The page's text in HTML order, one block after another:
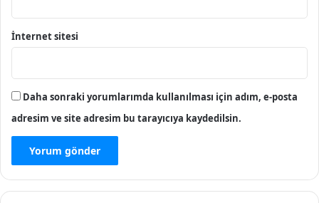
İnternet sitesi
Daha sonraki yorumlarımda kullanılması için adım, e-posta
adresim ve site adresim bu tarayıcıya kaydedilsin.